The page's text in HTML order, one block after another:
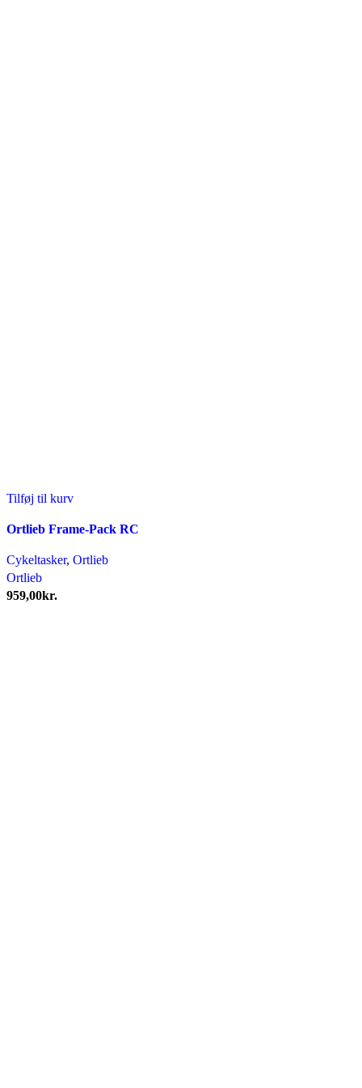
Tilføj til kurv
Ortlieb Frame-Pack RC
Cykeltasker, Ortlieb
Ortlieb
959,00kr.